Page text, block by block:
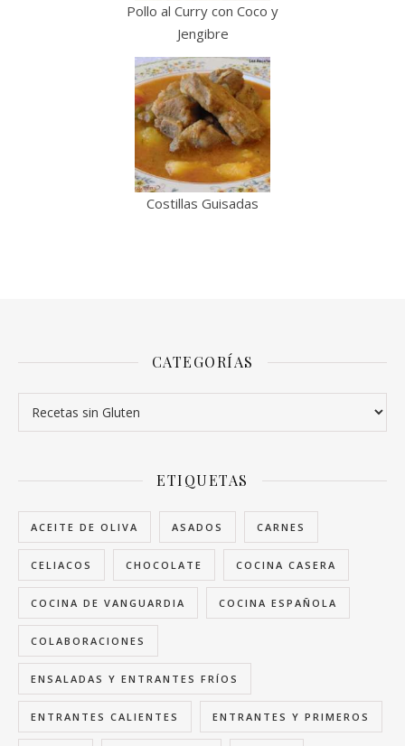
Pollo al Curry con Coco y
Jengibre
Costillas Guisadas
CATEGORÍAS
Categorías
ETIQUETAS
ACEITE DE OLIVA ASADOS CARNES
CELIACOS CHOCOLATE COCINA CASERA
COCINA DE VANGUARDIA COCINA ESPAÑOLA
COLABORACIONES
ENSALADAS Y ENTRANTES FRÍOS
ENTRANTES CALIENTES ENTRANTES Y PRIMEROS